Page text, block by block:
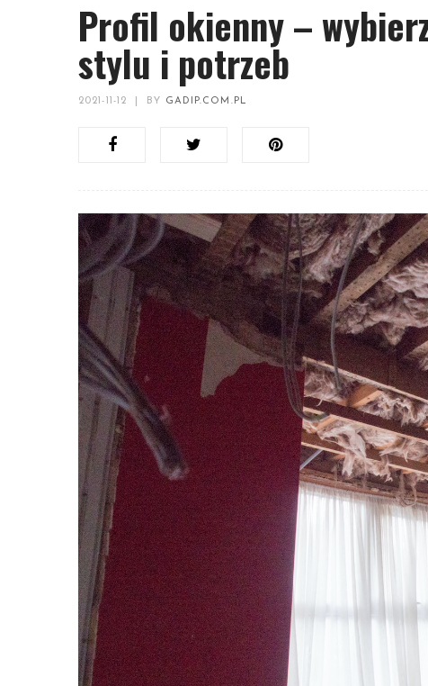
Profil okienny –
stylu i potrzeb
2021-11-12 BY GADIP.COM.PL